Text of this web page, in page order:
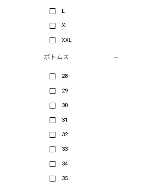
L
XL
XXL
ボトムス
28
29
30
31
32
33
34
35